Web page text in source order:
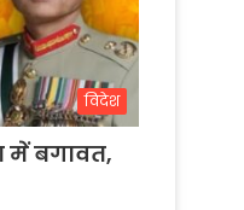
विदेश
में बगावत,